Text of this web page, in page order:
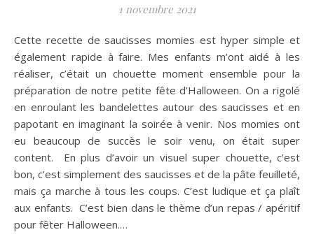
1 novembre 2021
Cette recette de saucisses momies est hyper simple et
également rapide à faire. Mes enfants m’ont aidé à les
réaliser, c’était un chouette moment ensemble pour la
préparation de notre petite fête d’Halloween. On a rigolé
en enroulant les bandelettes autour des saucisses et en
papotant en imaginant la soirée à venir. Nos momies ont
eu beaucoup de succès le soir venu, on était super
content. En plus d’avoir un visuel super chouette, c’est
bon, c’est simplement des saucisses et de la pâte feuilleté,
mais ça marche à tous les coups. C’est ludique et ça plaît
aux enfants. C’est bien dans le thème d’un repas / apéritif
pour fêter Halloween.…